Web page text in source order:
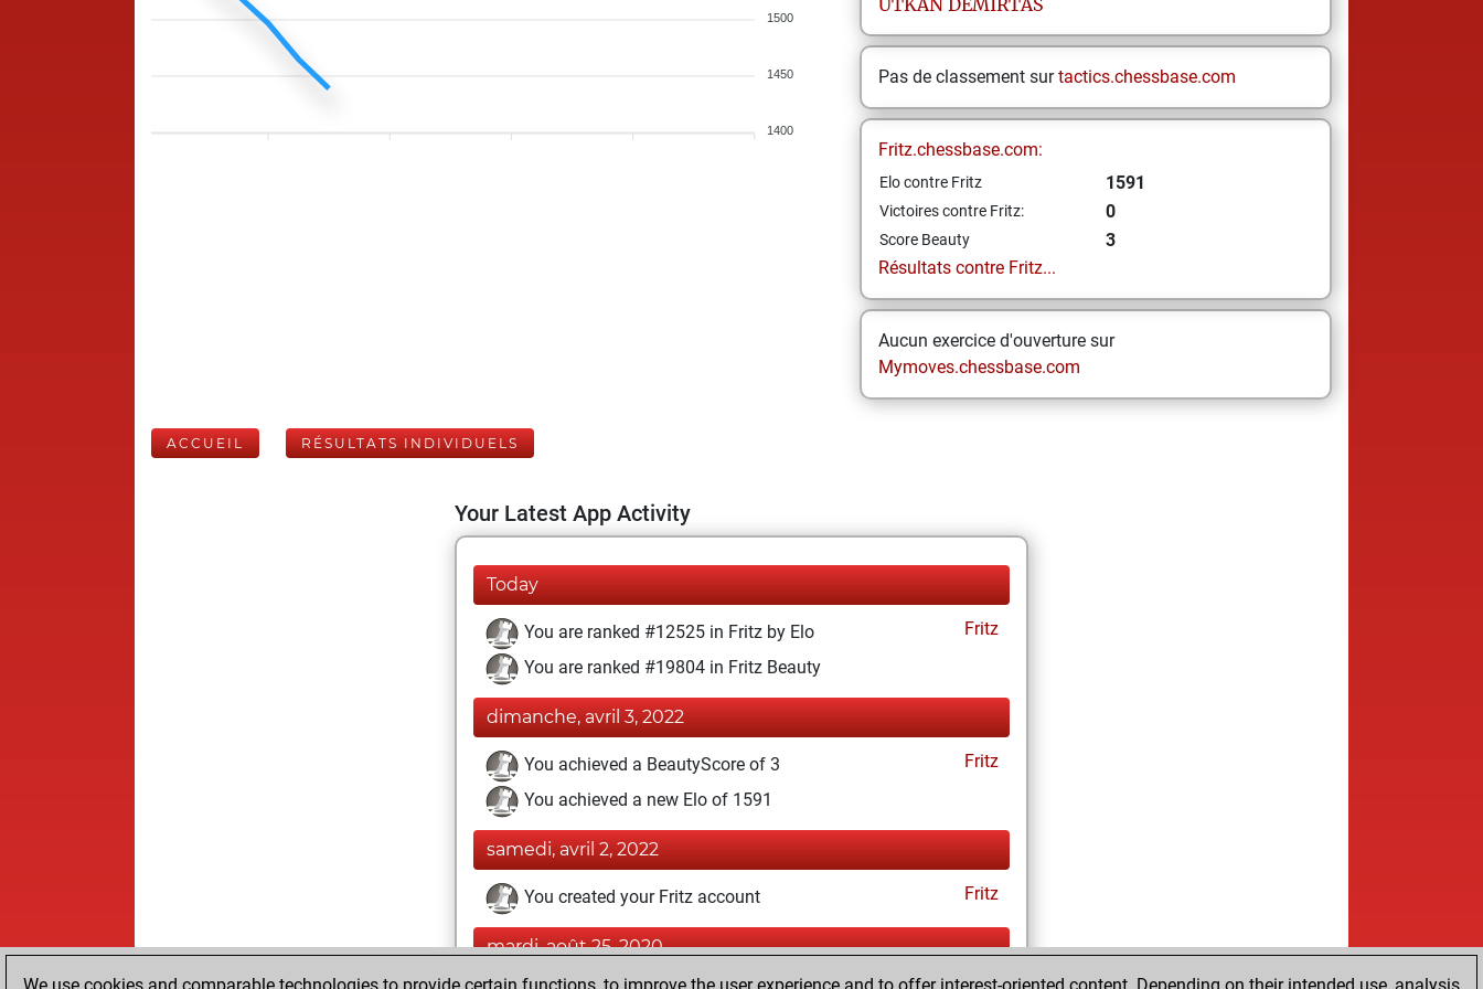
1500
1450
1400
UTKAN DEMIRTAS
Pas de classement surtactics.chessbase.com
Fritz.chessbase.com:
Elo contre Fritz 1591
Victoires contre Fritz: 0
Score Beauty
3
Résultats contre Fritz...
Aucun exercice d'ouverture sur
Mymoves.chessbase.com
ACCUEIL RÉSULTATS INDIVIDUELS
Your Latest App Activity
Today
You are ranked #12525 in Fritz by Elo
Fritz
You are ranked #19804 in Fritz Beauty
dimanche, avril 3, 2022
You achieved a BeautyScore of 3
Fritz
You achieved a new Elo of 1591
samedi, avril 2, 2022
You created your Fritz account Fritz
mardi, août 25, 2020